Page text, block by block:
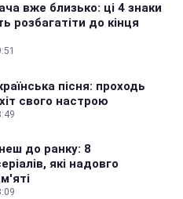
вже близько: ці 4 знаки
розбагатіти до кінця
пісня: проходь
свого настрою
до ранку: 8
які надовго